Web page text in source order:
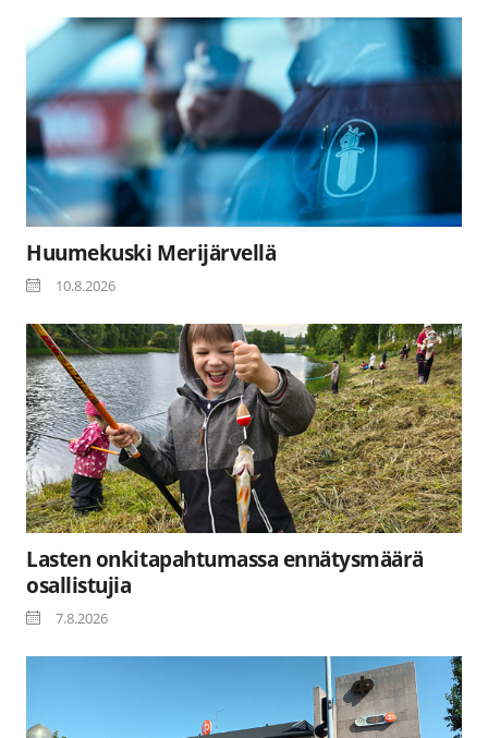
Huumekuski Merijärvellä
10.8.2026
Lasten onkitapahtumassa ennätysmäärä
osallistujia
7.8.2026